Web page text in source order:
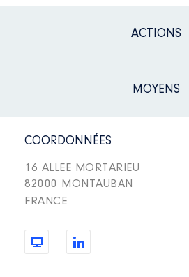
ACTIONS
MOYENS
COORDONNÉES
16 ALLEE MORTARIEU
82000 MONTAUBAN
FRANCE